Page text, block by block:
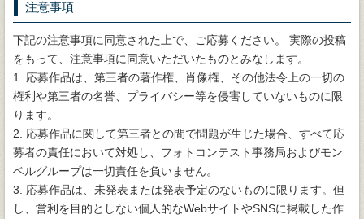
注意事項
下記の注意事項に同意された上で、ご応募ください。 実際の投稿
をもって、注意事項に同意いただいたものとみなします。
1. 応募作品は、第三者の著作権、肖像権、その他法令上の一切の
権利や第三者の名誉、プライバシー等を侵害していないものに限
ります。
2. 応募作品に関して第三者との間で問題が生じた場合、すべて応
募者の責任において対処し、フォトコンテスト事務局およびモン
ベルグループは一切責任を負いません。
3. 応募作品は、未発表または発表予定のないものに限ります。但
し、営利を目的としない個人的なWebサイトやSNSに掲載した作